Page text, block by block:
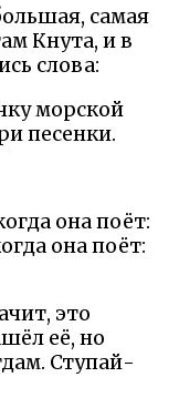
самая
Кнута, и в
слова:
морской
песенки.
она поёт:
она поёт:
это
её, но
Ступай-